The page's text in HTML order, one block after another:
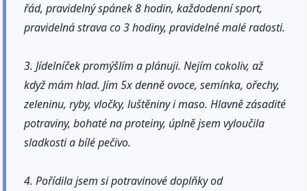
řád, pravidelný spánek 8 hodin, každodenní sport,
pravidelná strava co 3 hodiny, pravidelné malé radosti.
3. Jídelníček promýšlím a plánuji. Nejím cokoliv, až
když mám hlad. Jím 5x denně ovoce, semínka, ořechy,
zeleninu, ryby, vločky, luštěniny i maso. Hlavně zásadité
potraviny, bohaté na proteiny, úplně jsem vyloučila
sladkosti a bílé pečivo.
4. Pořídila jsem si potravinové doplňky od